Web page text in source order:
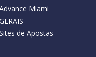
Advance Miami
GERAIS
Sites de Apostas